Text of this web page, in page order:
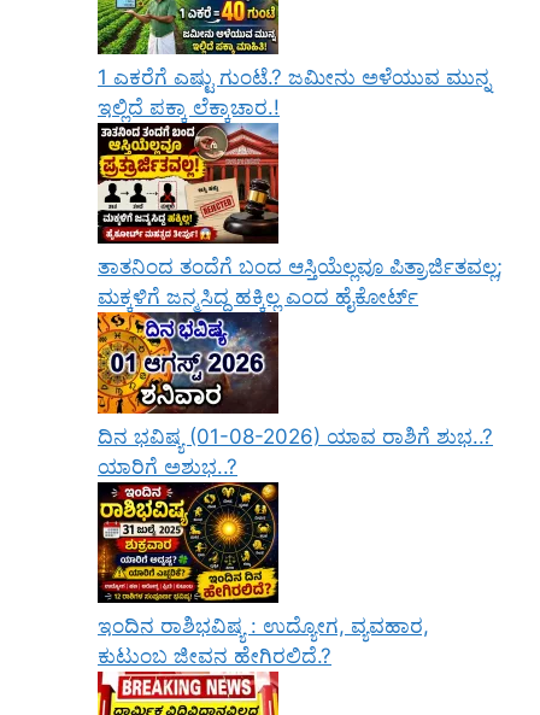
1 ಎಕರೆಗೆ ಎಷ್ಟು ಗುಂಟೆ.? ಜಮೀನು ಅಳೆಯುವ ಮುನ್ನ
ಇಲ್ಲಿದೆ ಪಕ್ಕಾ ಲೆಕ್ಕಾಚಾರ.!
ತಾತನಿಂದ ತಂದೆಗೆ ಬಂದ ಆಸ್ತಿಯೆಲ್ಲವೂ ಪಿತ್ರಾರ್ಜಿತವಲ್ಲ;
ಮಕ್ಕಳಿಗೆ ಜನ್ಮಸಿದ್ಧ ಹಕ್ಕಿಲ್ಲ ಎಂದ ಹೈಕೋರ್ಟ್
ದಿನ ಭವಿಷ್ಯ (01-08-2026) ಯಾವ ರಾಶಿಗೆ ಶುಭ..?
ಯಾರಿಗೆ ಅಶುಭ..?
ಇಂದಿನ ರಾಶಿಭವಿಷ್ಯ : ಉದ್ಯೋಗ, ವ್ಯವಹಾರ,
ಕುಟುಂಬ ಜೀವನ ಹೇಗಿರಲಿದೆ.?